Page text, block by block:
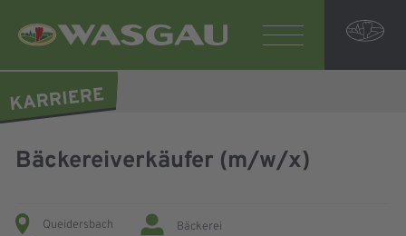
Bäckereiverkäufer (m/w/x)
Queidersbach
Bäckerei